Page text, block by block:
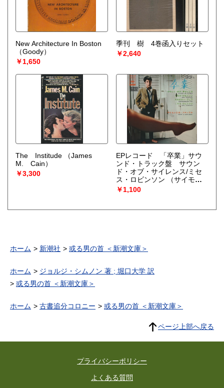
New Architecture In Boston
（Goody）
￥1,650
季刊 樹 4巻函入りセット
￥2,640
The Institude
（James
M. Cain）
￥3,300
EPレコード 「卒業」サウ
ンド・トラック盤 サウン
ド・オブ・サイレンス/ミセ
ス・ロビンソン
（サイモン
とガーファンクル）
￥1,100
ホーム 新潮社 或る男の首 ＜新潮文庫＞
ホーム
ジョルジ・シムノン 著 ; 堀口大学 訳
或る男の首 ＜新潮文庫＞
ホーム 古書追分コロニー 或る男の首 ＜新潮文庫＞
ページ上部へ戻る
プライバシーポリシー
よくある質問